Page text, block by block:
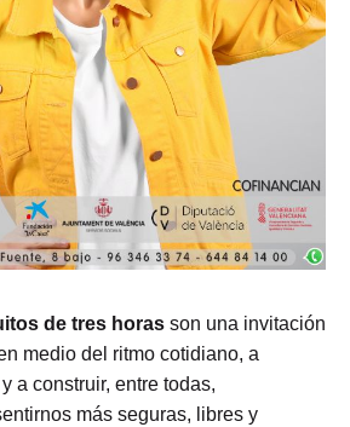
de tres horas son una invitación
medio del ritmo cotidiano, a
a construir, entre todas,
más seguras, libres y